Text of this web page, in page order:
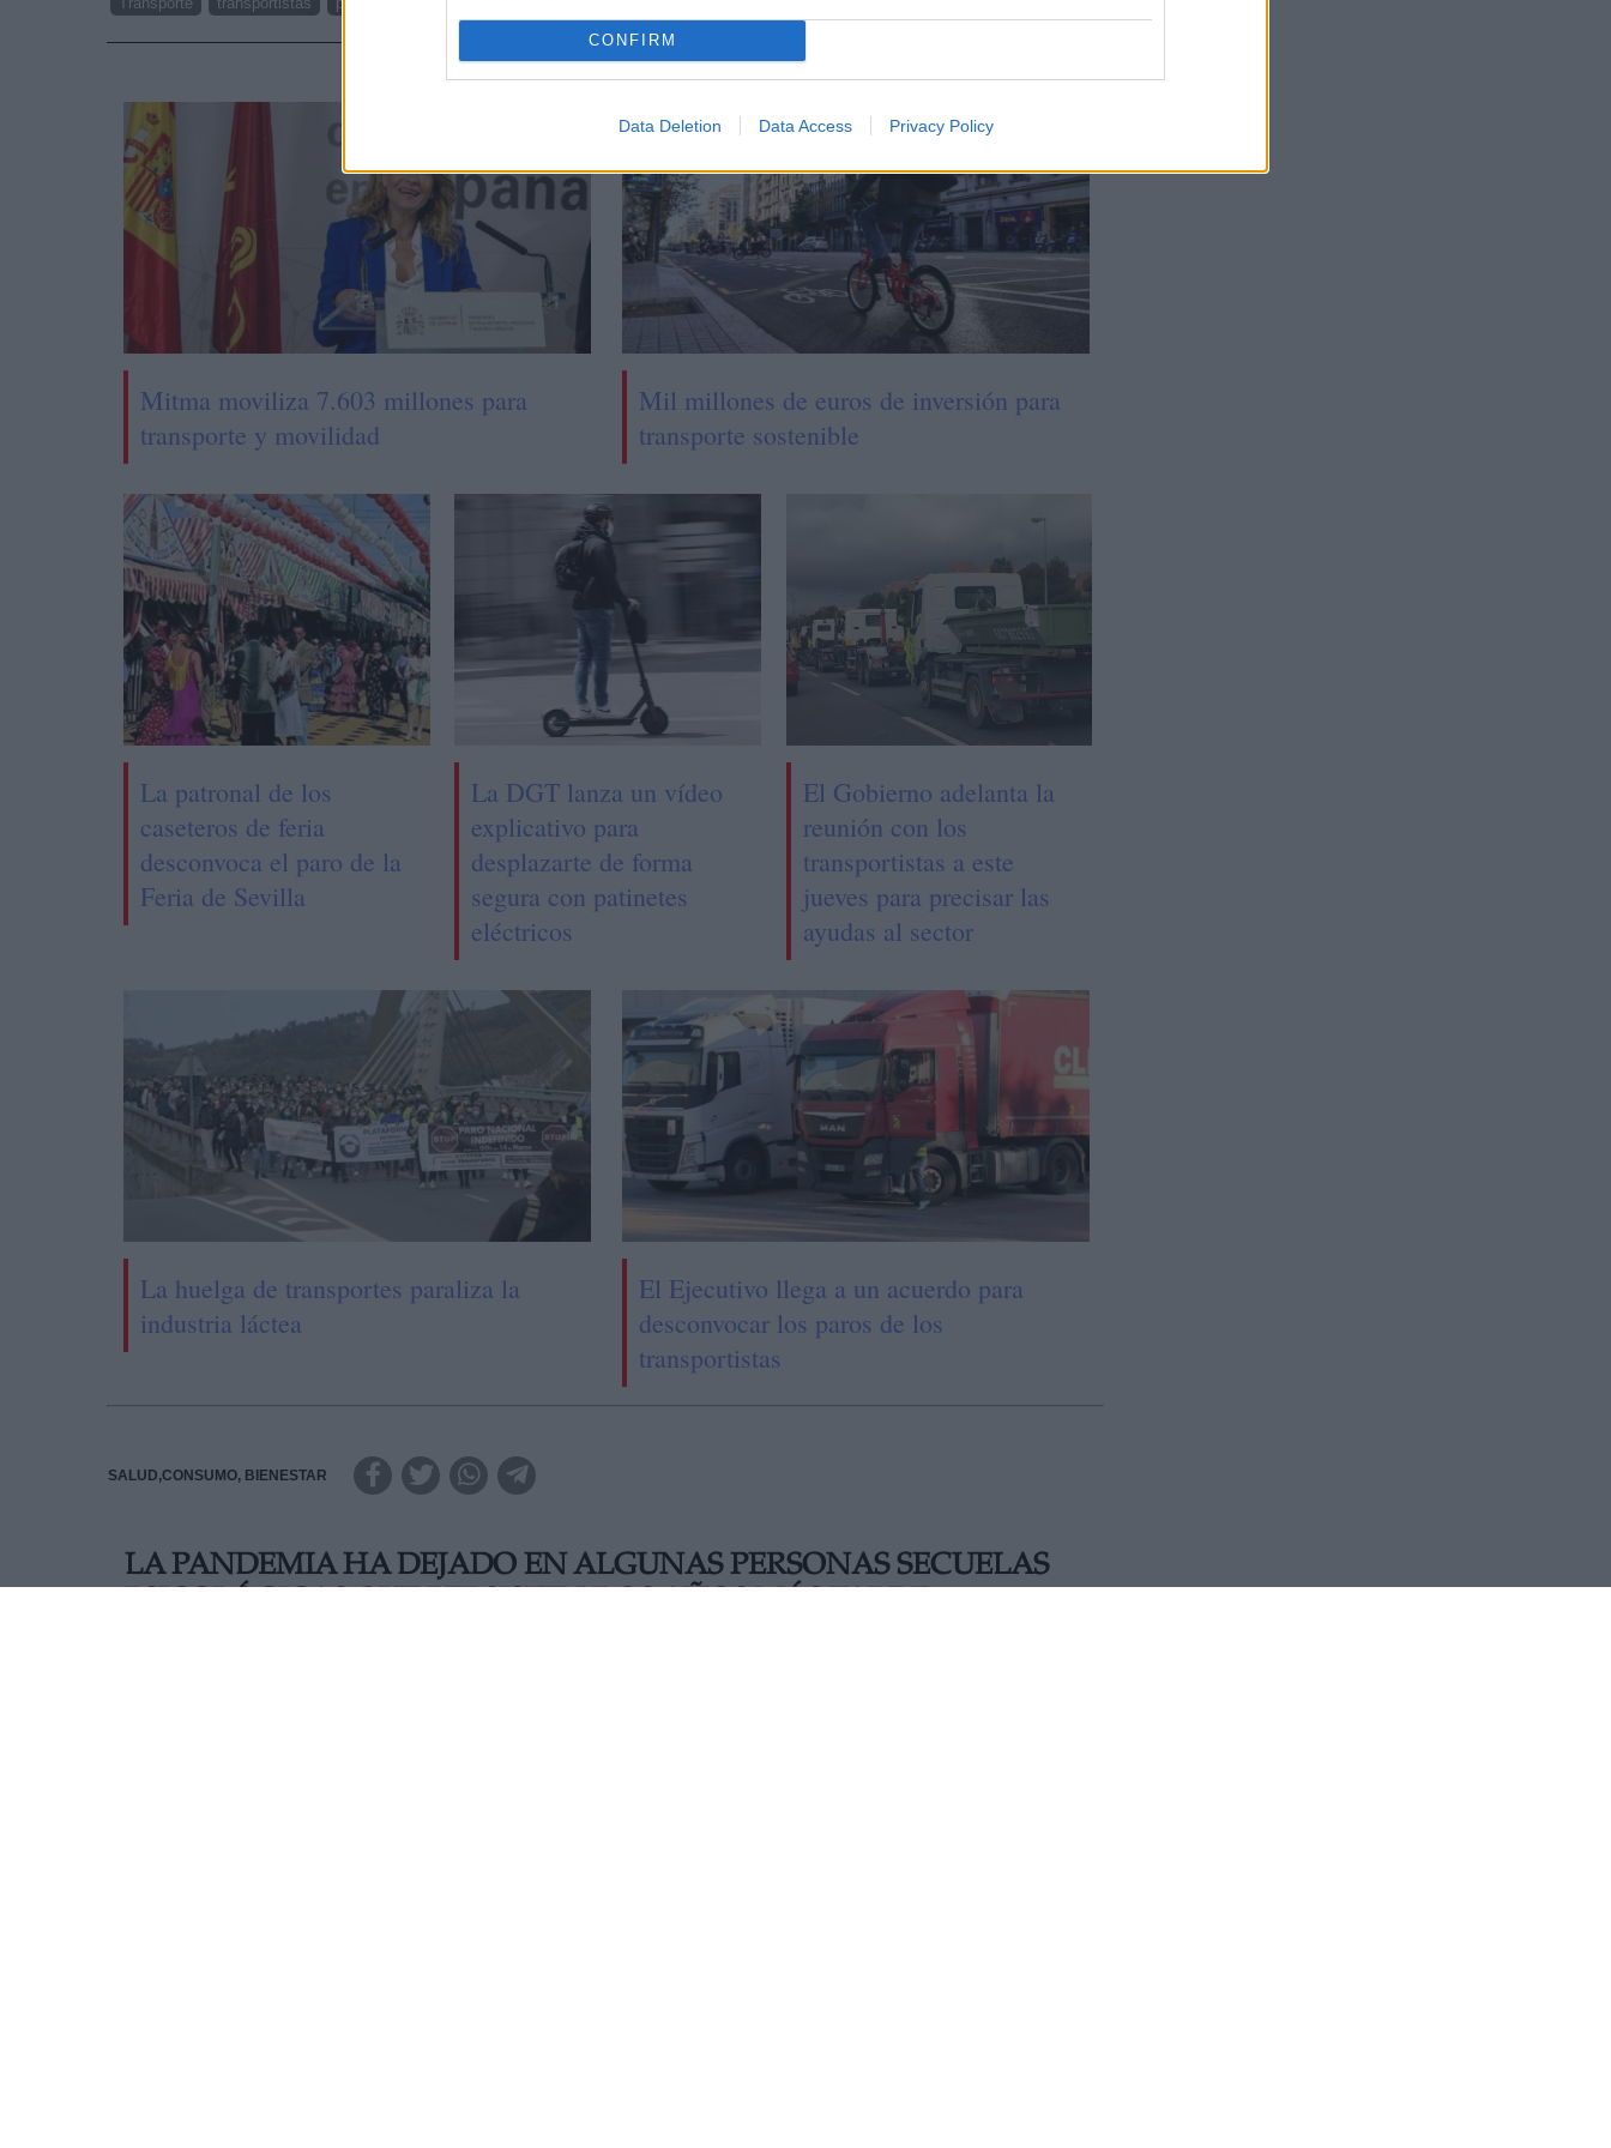
CONFIRM
Data Deletion Data Access Privacy Policy
NOTICIAS RELACIONADAS
Mitma moviliza 7.603 millones para
transporte y movilidad
Mil millones de euros de inversión para
transporte sostenible
La patronal de los
caseteros de feria
desconvoca el paro de la
Feria de Sevilla
La DGT lanza un vídeo
explicativo para
desplazarte de forma
segura con patinetes
eléctricos
El Gobierno adelanta la
reunión con los
transportistas a este
jueves para precisar las
ayudas al sector
La huelga de transportes paraliza la
industria láctea
El Ejecutivo llega a un acuerdo para
desconvocar los paros de los
transportistas
SALUD,CONSUMO, BIENESTAR
LA PANDEMIA HA DEJADO EN ALGUNAS PERSONAS SECUELAS